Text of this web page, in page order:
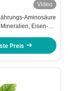
Video
Aminosäure
Eisen-
Preis